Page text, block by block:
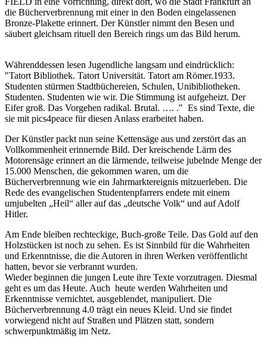
die Bücherverbrennung mit einer in den Boden eingelassenen
Bronze-Plakette erinnert. Der Künstler nimmt den Besen und
säubert gleichsam rituell den Bereich rings um das Bild herum.
Währenddessen lesen Jugendliche langsam und eindrücklich:
"Tatort Bibliothek. Tatort Universität. Tatort am Römer.1933.
Studenten stürmen Stadtbüchereien, Schulen, Unibibliotheken.
Studenten. Studenten wie wir. Die Stimmung ist aufgeheizt. Der
Eifer groß. Das Vorgehen radikal. Brutal. …. ." Es sind Texte, die
sie mit pics4peace für diesen Anlass erarbeitet haben.
Der Künstler packt nun seine Kettensäge aus und zerstört das an
Vollkommenheit erinnernde Bild. Der kreischende Lärm des
Motorensäge erinnert an die lärmende, teilweise jubelnde Menge der
15.000 Menschen, die gekommen waren, um die
Bücherverbrennung wie ein Jahrmarktereignis mitzuerleben. Die
Rede des evangelischen Studentenpfarrers endete mit einem
umjubelten „Heil“ aller auf das „deutsche Volk“ und auf Adolf
Hitler.
Am Ende bleiben rechteckige, Buch-große Teile. Das Gold auf den
Holzstücken ist noch zu sehen. Es ist Sinnbild für die Wahrheiten
und Erkenntnisse, die die Autoren in ihren Werken veröffentlicht
hatten, bevor sie verbrannt wurden.
Wieder beginnen die jungen Leute ihre Texte vorzutragen. Diesmal
geht es um das Heute. Auch heute werden Wahrheiten und
Erkenntnisse vernichtet, ausgeblendet, manipuliert. Die
Bücherverbrennung 4.0 trägt ein neues Kleid. Und sie findet
vorwiegend nicht auf Straßen und Plätzen statt, sondern
schwerpunktmäßig im Netz.